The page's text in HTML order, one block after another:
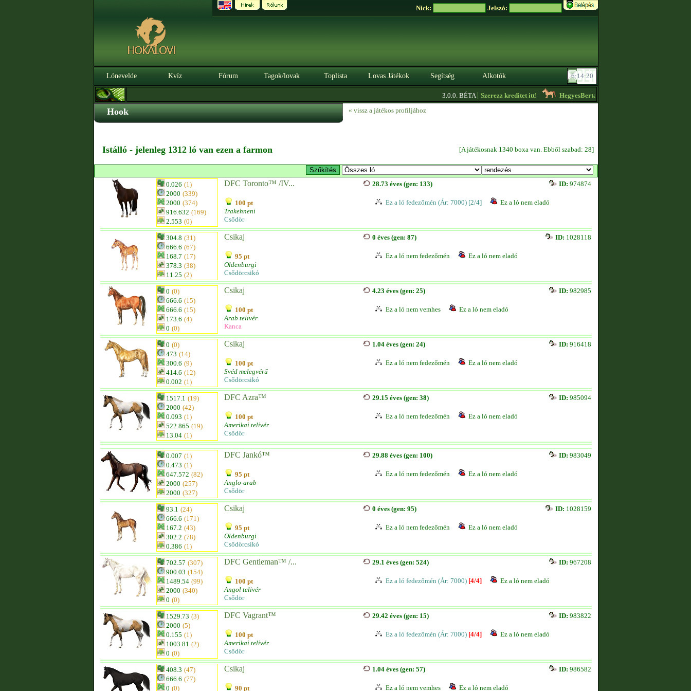
Nick: Jelszó:
Lónevelde Kvíz Fórum Tagok/lovak Toplista Lovas Játékok Segítség Alkotók
3.0.0. BÉTA|Szerezz kreditet itt! HegyesBerta- Zebrákat lehet nálam szerezni
Hook « vissz a játékos profiljához
Istálló - jelenleg 1312 ló van ezen a farmon [A játékosnak 1340 boxa van. Ebből szabad: 28]
0.026 (1)
2000 (339)
2000 (374)
916.632 (169)
2.553 (0)
DFC Toronto™ /IV...
100 pt
Trakehneni
Csődör
28.73 éves (gen: 133) ID: 974874
Ez a ló fedezőmén (Ár: 7000) [2/4] Ez a ló nem eladó
304.8 (31)
666.6 (67)
168.7 (17)
378.3 (38)
11.25 (2)
Csikaj
95 pt
Oldenburgi
Csődörcsikó
0 éves (gen: 87) ID: 1028118
Ez a ló nem fedezőmén Ez a ló nem eladó
0 (0)
666.6 (15)
666.6 (15)
173.6 (4)
0 (0)
Csikaj
100 pt
Arab telivér
Kanca
4.23 éves (gen: 25) ID: 982985
Ez a ló nem vemhes Ez a ló nem eladó
0 (0)
473 (14)
300.6 (9)
414.6 (12)
0.002 (1)
Csikaj
100 pt
Svéd melegvérű
Csődörcsikó
1.04 éves (gen: 24) ID: 916418
Ez a ló nem fedezőmén Ez a ló nem eladó
1517.1 (19)
2000 (42)
0.093 (1)
522.865 (19)
13.04 (1)
DFC Azra™
100 pt
Amerikai telivér
Csődör
29.15 éves (gen: 38) ID: 985094
Ez a ló nem fedezőmén Ez a ló nem eladó
0.007 (1)
0.473 (1)
647.572 (82)
2000 (257)
2000 (327)
DFC Jankó™
95 pt
Anglo-arab
Csődör
29.88 éves (gen: 100) ID: 983049
Ez a ló nem fedezőmén Ez a ló nem eladó
93.1 (24)
666.6 (171)
167.2 (43)
302.2 (78)
0.386 (1)
Csikaj
95 pt
Oldenburgi
Csődörcsikó
0 éves (gen: 95) ID: 1028159
Ez a ló nem fedezőmén Ez a ló nem eladó
702.57 (307)
900.03 (154)
1489.54 (99)
2000 (340)
0 (0)
DFC Gentleman™ /...
100 pt
Angol telivér
Csődör
29.1 éves (gen: 524) ID: 967208
Ez a ló fedezőmén (Ár: 7000) [4/4] Ez a ló nem eladó
1529.73 (3)
2000 (5)
0.155 (1)
1003.81 (2)
0 (0)
DFC Vagrant™
100 pt
Amerikai telivér
Csődör
29.42 éves (gen: 15) ID: 983822
Ez a ló fedezőmén (Ár: 7000) [4/4] Ez a ló nem eladó
408.3 (47)
666.6 (77)
0 (0)
Csikaj
90 pt
1.04 éves (gen: 57) ID: 986582
Ez a ló nem vemhes Ez a ló nem eladó